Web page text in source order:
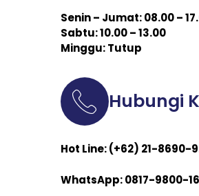
Senin – Jumat: 08.00 –
Sabtu: 10.00 – 13.00
Minggu: Tutup
Hubungi
Hot Line: (+62) 21-8690-
WhatsApp: 0817-9800-